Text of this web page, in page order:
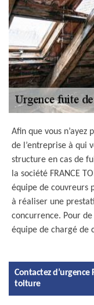
Afin que vous
de l’entreprise à qui
structure en cas de
la société FRANCE
équipe de couvreurs
à réaliser une
concurrence. Pour
équipe de chargé de
Contactez d’urgence
toiture